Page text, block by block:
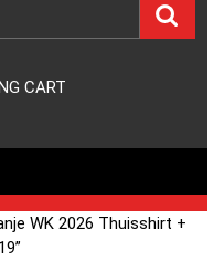
CART
WK 2026 Thuisshirt +